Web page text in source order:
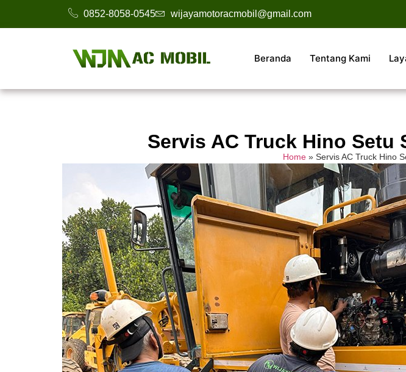
0852-8058-0545 wijayamotoracmobil@gmail.com
Beranda Tentang Kami
Servis AC Truck Hino Setu
Home» Servis AC Truck Hino